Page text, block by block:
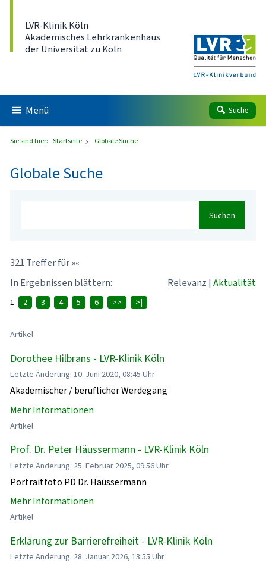
LVR-Klinik Köln
Akademisches Lehrkrankenhaus
der Universität zu Köln
Menü Suche
Sie sind hier: Startseite Globale Suche
Globale Suche
Suchen
321 Treffer für »«
In Ergebnissen blättern:
Relevanz | Aktualität
1 2 3 4 5 6 >> >|
Artikel
Dorothee Hilbrans - LVR-Klinik Köln
Letzte Änderung: 10. Juni 2020, 08:45 Uhr
Akademischer / beruflicher Werdegang
Mehr Informationen
Artikel
Prof. Dr. Peter Häussermann - LVR-Klinik Köln
Letzte Änderung: 25. Februar 2025, 09:56 Uhr
Portraitfoto PD Dr. Häussermann
Mehr Informationen
Artikel
Erklärung zur Barrierefreiheit - LVR-Klinik Köln
Letzte Änderung: 28. Januar 2026, 13:55 Uhr